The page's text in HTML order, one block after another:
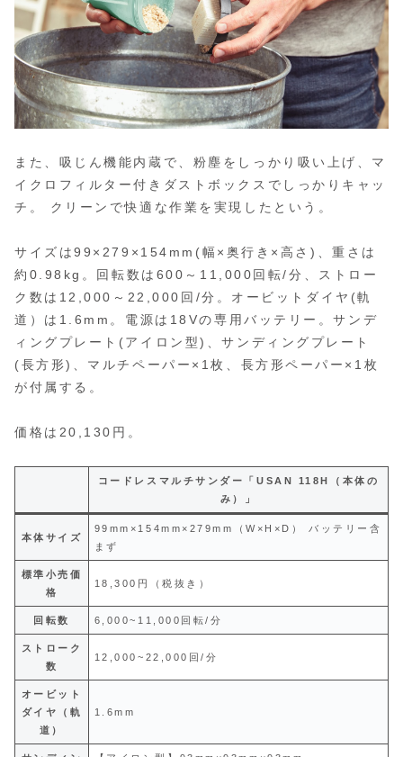
また、吸じん機能内蔵で、粉塵をしっかり吸い上げ、マ
イクロフィルター付きダストボックスでしっかりキャッ
チ。 クリーンで快適な作業を実現したという。
サイズは99×279×154mm(幅×奥行き×高さ)、重さは
約0.98kg。回転数は600～11,000回転/分、ストロー
ク数は12,000～22,000回/分。オービットダイヤ(軌
道）は1.6mm。電源は18Vの専用バッテリー。サンデ
ィングプレート(アイロン型)、サンディングプレート
(長方形)、マルチペーパー×1枚、長方形ペーパー×1枚
が付属する。
価格は20,130円。
コードレスマルチサンダー「USAN 118H（本体の
み）」
本体サイズ
99mm×154mm×279mm（W×H×D） バッテリー含
まず
標準小売価
格
18,300円（税抜き）
回転数 6,000~11,000回転/分
ストローク
数
12,000~22,000回/分
オービット
ダイヤ（軌
道）
1.6mm